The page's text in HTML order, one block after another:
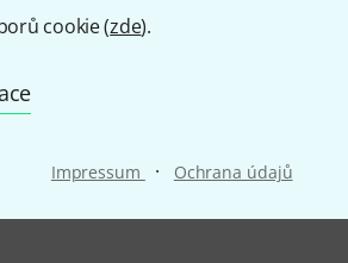
cookie (zde).
Impressum · Ochrana údajů